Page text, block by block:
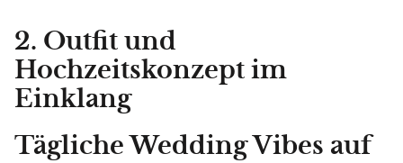
2. Outfit und
Hochzeitskonzept im
Einklang
Tägliche Wedding Vibes auf